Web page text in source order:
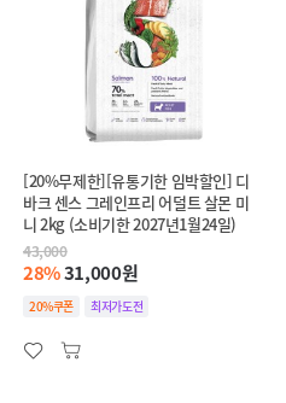
[20%무제한][유통기한 임박할인] 디
바크 센스 그레인프리 어덜트 살몬 미
니 2kg (소비기한 2027년1월24일)
43,000
28%31,000원
20%쿠폰 최저가도전